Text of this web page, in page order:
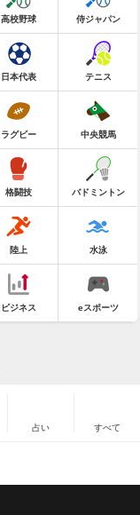
高校野球 侍ジャパン
日本代表 テニス
ラグビー 中央競馬
格闘技 バドミントン
陸上 水泳
ビジネス eスポーツ
占い すべて